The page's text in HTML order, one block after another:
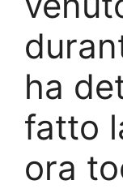
ha
fatto
ora